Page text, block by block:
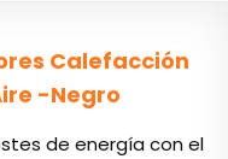
Calefacción
-Negro
de energía con el